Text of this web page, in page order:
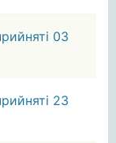
03
23